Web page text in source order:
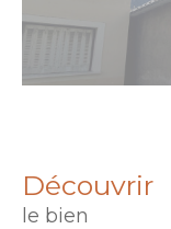
découvrir
le bien